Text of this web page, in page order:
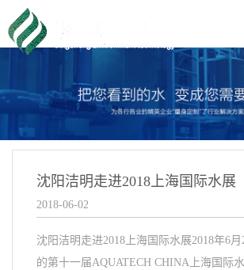
沈阳洁明走进2018上海国际水展
2018-06-02
沈阳洁明走进2018上海国际水展2018年6
的第十一届AQUATECH CHINA上海国际